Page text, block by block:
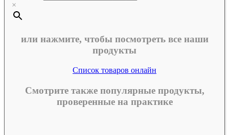
×
или нажмите, чтобы посмотреть все наши
продукты
Список товаров онлайн
Смотрите также популярные продукты,
проверенные на практике